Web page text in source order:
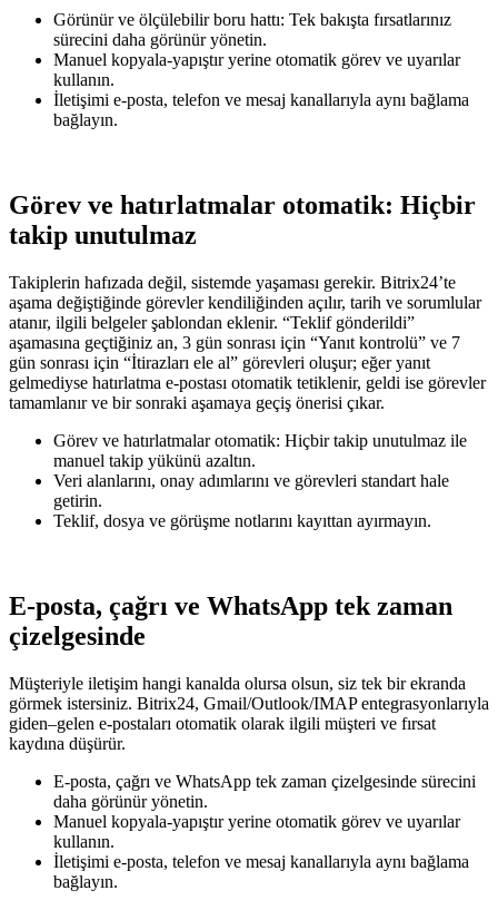
Görünür ve ölçülebilir boru hattı: Tek bakışta fırsatlarınız
sürecini daha görünür yönetin.
Manuel kopyala-yapıştır yerine otomatik görev ve uyarılar
kullanın.
İletişimi e-posta, telefon ve mesaj kanallarıyla aynı bağlama
bağlayın.
Görev ve hatırlatmalar otomatik: Hiçbir
takip unutulmaz
Takiplerin hafızada değil, sistemde yaşaması gerekir. Bitrix24’te
aşama değiştiğinde görevler kendiliğinden açılır, tarih ve sorumlular
atanır, ilgili belgeler şablondan eklenir. “Teklif gönderildi”
aşamasına geçtiğiniz an, 3 gün sonrası için “Yanıt kontrolü” ve 7
gün sonrası için “İtirazları ele al” görevleri oluşur; eğer yanıt
gelmediyse hatırlatma e‑postası otomatik tetiklenir, geldi ise görevler
tamamlanır ve bir sonraki aşamaya geçiş önerisi çıkar.
Görev ve hatırlatmalar otomatik: Hiçbir takip unutulmaz ile
manuel takip yükünü azaltın.
Veri alanlarını, onay adımlarını ve görevleri standart hale
getirin.
Teklif, dosya ve görüşme notlarını kayıttan ayırmayın.
E-posta, çağrı ve WhatsApp tek zaman
çizelgesinde
Müşteriyle iletişim hangi kanalda olursa olsun, siz tek bir ekranda
görmek istersiniz. Bitrix24, Gmail/Outlook/IMAP entegrasyonlarıyla
giden–gelen e‑postaları otomatik olarak ilgili müşteri ve fırsat
kaydına düşürür.
E-posta, çağrı ve WhatsApp tek zaman çizelgesinde sürecini
daha görünür yönetin.
Manuel kopyala-yapıştır yerine otomatik görev ve uyarılar
kullanın.
İletişimi e-posta, telefon ve mesaj kanallarıyla aynı bağlama
bağlayın.